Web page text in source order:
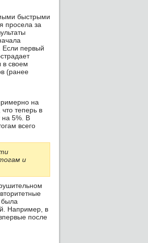
быстрыми
просела за
Если первый
в своем
(ранее
на
теперь в
на 5%. В
всего
и
была
Например, в
после